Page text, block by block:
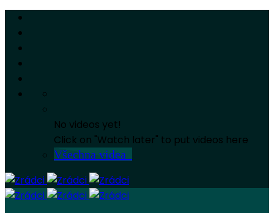
No videos yet!
Click on "Watch later" to put videos here
Všechna videa